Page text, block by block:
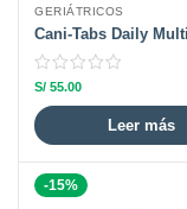
GERIÁTRICOS
S/ 55.00
Leer más
-15%